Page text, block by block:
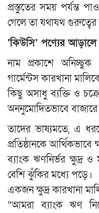
প্রস্তুতের সময় পর্যন্ত
গেলে তা যথাযথ গুরুত্বের
‘কিউসি’ পণ্যের
নাম প্রকাশে
গার্মেন্টস কারখানা
কিছু অসাধু ব্যক্তি ও
অননুমোদিতভাবে
তাদের ভাষ্যমতে, এ
প্রতিষ্ঠানকে আর্থিকভাবে
ব্যাংক ঋণনির্ভর ক্ষুদ্র
বেশি ঝুঁকির মধ্যে পড়ে।
একজন ক্ষুদ্র কারখানা
“আমরা ব্যাংক ঋণ